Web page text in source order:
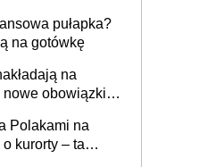
pułapka?
na gotówkę
na
obowiązki w
Polakami na
kurorty – ta